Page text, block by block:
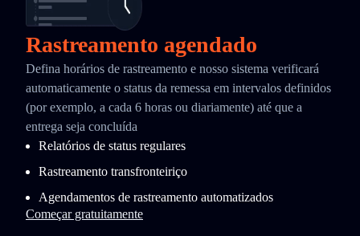
Rastreamento agendado
Defina horários de rastreamento e nosso sistema verificará
automaticamente o status da remessa em intervalos definidos
(por exemplo, a cada 6 horas ou diariamente) até que a
entrega seja concluída
Relatórios de status regulares
Rastreamento transfronteiriço
Agendamentos de rastreamento automatizados
Começar gratuitamente